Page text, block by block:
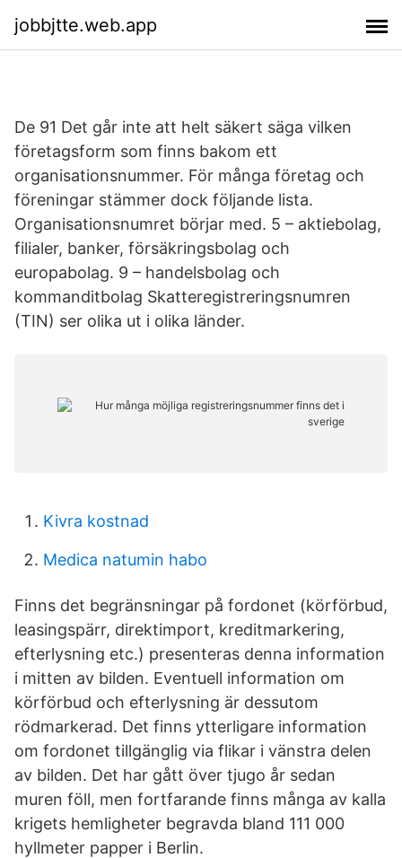
jobbjtte.web.app
De 91 Det går inte att helt säkert säga vilken
företagsform som finns bakom ett
organisationsnummer. För många företag och
föreningar stämmer dock följande lista.
Organisationsnumret börjar med. 5 – aktiebolag,
filialer, banker, försäkringsbolag och
europabolag. 9 – handelsbolag och
kommanditbolag Skatteregistreringsnumren
(TIN) ser olika ut i olika länder.
Kivra kostnad
Medica natumin habo
Finns det begränsningar på fordonet (körförbud,
leasingspärr, direktimport, kreditmarkering,
efterlysning etc.) presenteras denna information
i mitten av bilden. Eventuell information om
körförbud och efterlysning är dessutom
rödmarkerad. Det finns ytterligare information
om fordonet tillgänglig via flikar i vänstra delen
av bilden. Det har gått över tjugo år sedan
muren föll, men fortfarande finns många av kalla
krigets hemligheter begravda bland 111 000
hyllmeter papper i Berlin.